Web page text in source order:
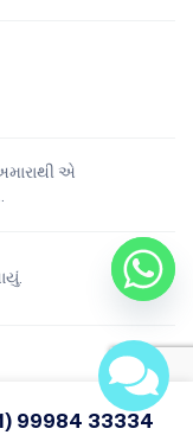
એ
99984 33334